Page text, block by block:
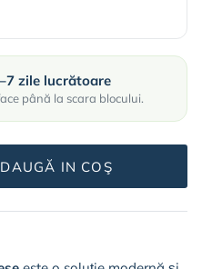
zile lucrătoare
până la scara blocului.
IN COŞ